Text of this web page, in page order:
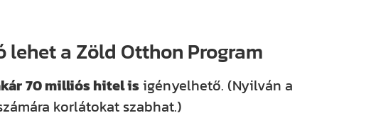
a Zöld Otthon Program
70 milliós hitel isigényelhető. (Nyilván a
korlátokat szabhat.)